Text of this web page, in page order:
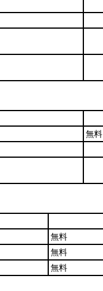
無料
無料
無料
無料